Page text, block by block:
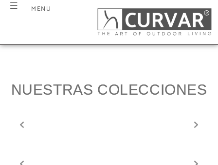
MENU
NUESTRAS COLECCIONES